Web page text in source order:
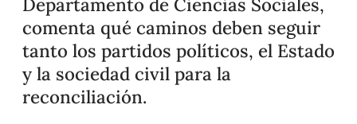
comenta qué caminos deben seguir
tanto los partidos políticos, el Estado
y la sociedad civil para la
reconciliación.